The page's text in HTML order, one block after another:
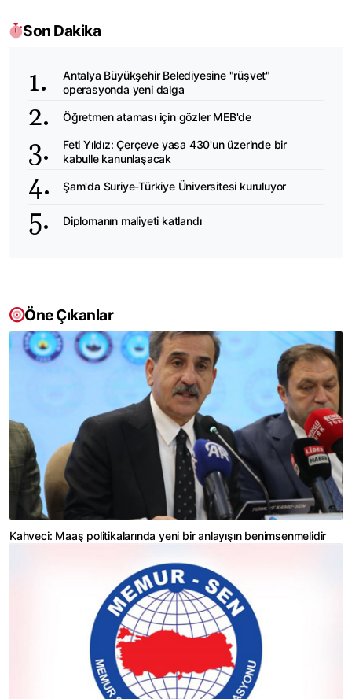
Son Dakika
Antalya Büyükşehir Belediyesine "rüşvet"
operasyonda yeni dalga
Öğretmen ataması için gözler MEB'de
Feti Yıldız: Çerçeve yasa 430'un üzerinde bir
kabulle kanunlaşacak
Şam'da Suriye-Türkiye Üniversitesi kuruluyor
Diplomanın maliyeti katlandı
Öne Çıkanlar
Kahveci: Maaş politikalarında yeni bir anlayışın benimsenmelidir